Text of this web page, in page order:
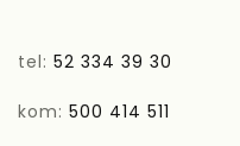
tel: 52 334 39 30
kom: 500 414 511